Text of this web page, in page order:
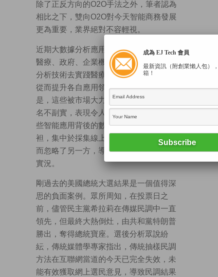
除了正反方向的O2O手法之外，筆者認為
相比之下，雙向O2O對今天智能商務發展
更為重要，業界絕對不容輕視。
近期大數據分析應用全球炙手可熱，不少
醫療、政府、企業機構都爭相採用大數據
分析技術去實踐醫療、社區、商務智能，
從而提升各自應用領域的服務水平。可
是，這些被市場大力吹捧的智能應用往往
名不副實，表現令人失望。歸根究柢，這
些智能應用背後的數據搜集過程充滿偏
袒，集中於採集線上或線下的單方面數據
而忽略了另一方，導致未能全面反映市場
實況。
剛過去的美國總統大選結果是一個值得深
思的負面案例。眾所周知，在投票日之
前，儘管民主黨希拉莉在傳媒民調中一直
領先，但最終大熱倒灶，由共和黨特朗普
勝出，奪得總統寶座。選後分析眾說紛
紜，傳統媒體學專家指出，傳統抽樣民調
方法在互聯網當道的今天已完全失效，未
能有效獲取網上選民意見，導致民調結果
成為 EJ Tech 會員
最新資訊（附創業懶人包）
箱！